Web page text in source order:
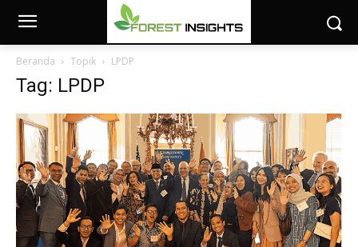
Beranda Topik LPDP
Tag: LPDP